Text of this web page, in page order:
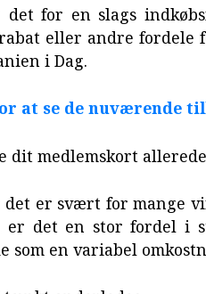
det for en slags
eller andre fordele
i Dag.
at se de nuværende
dit medlemskort
er svært for mange
er det en stor fordel i
som en variabel